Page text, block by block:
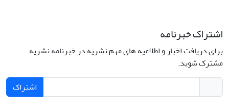
اشتراک خبرنامه
برای دریافت اخبار و اطلاعیه های مهم نشریه در خبرنامه نشریه
مشترک شوید.
اشتراک